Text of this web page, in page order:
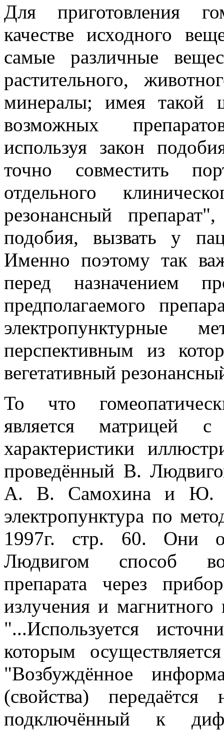
Для приготовления
качестве исходного
самые различные
растительного,
минералы; имея такой
возможных
используя закон
точно совместить
отдельного
резонансный
подобия, вызвать у
Именно поэтому так
перед назначением
предполагаемого
электропунктурные
перспективным из
вегетативный
То что
является матрицей
характеристики
проведённый В.
А. В. Самохина и Ю. В.
электропунктура по
1997г. стр. 60. Они
Людвигом способ
препарата через
излучения и
"...Используется
которым
"Возбуждённое
(свойства)
подключённый к